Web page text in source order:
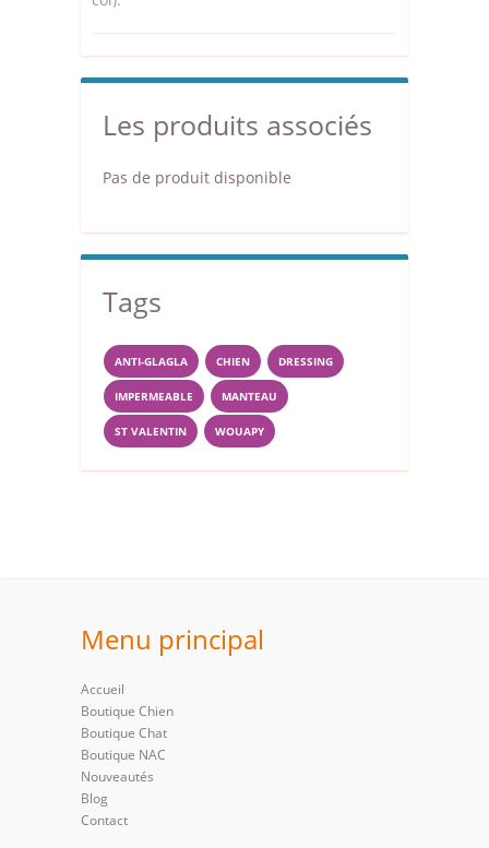
Les produits associés
Pas de produit disponible
Tags
ANTI-GLAGLA CHIEN DRESSING
IMPERMEABLE MANTEAU
ST VALENTIN WOUAPY
Menu principal
Accueil
Boutique Chien
Boutique Chat
Boutique NAC
Nouveautés
Blog
Contact